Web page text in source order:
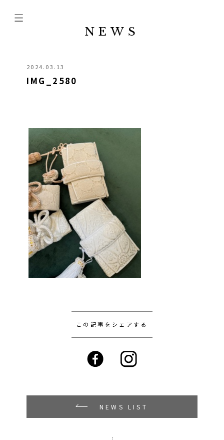
NEWS
2024.03.13
IMG_2580
この記事をシェアする
NEWS LIST